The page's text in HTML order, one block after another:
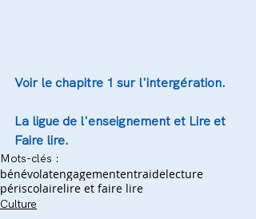
Voir le chapitre 1 sur l'intergération.
La ligue de l'enseignement et Lire et
Faire lire.
Mots-clés :
bénévolatengagemententraidelecture
périscolairelire et faire lire
Culture